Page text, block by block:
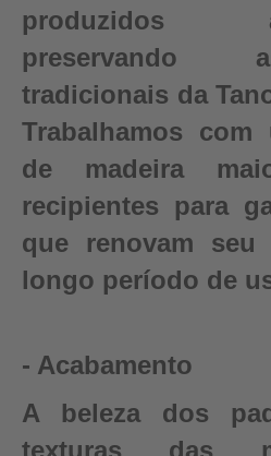
produzidos
preservando
tradicionais da
Trabalhamos com
de madeira
recipientes para
que renovam
longo período de
- Acabamento
A beleza dos